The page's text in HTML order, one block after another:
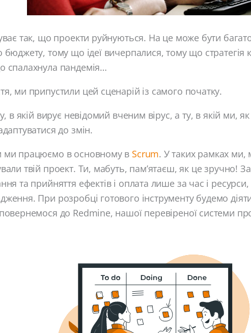
так, що проекти руйнуються. На це може бути
бюджету, тому що ідеї вичерпалися, тому що стратегія
спалахнула пандемія…
ми припустили цей сценарій із самого початку.
в якій вирує невідомий вченим вірус, а ту, в якій ми, як
до змін.
ми працюємо в основному в Scrum. У таких рамках ми,
твій проект. Ти, мабуть, пам’ятаєш, як це зручно!
та прийняття ефектів і оплата лише за час і ресурси,
При розробці готового інструменту будемо
до Redmine, нашої перевіреної системи